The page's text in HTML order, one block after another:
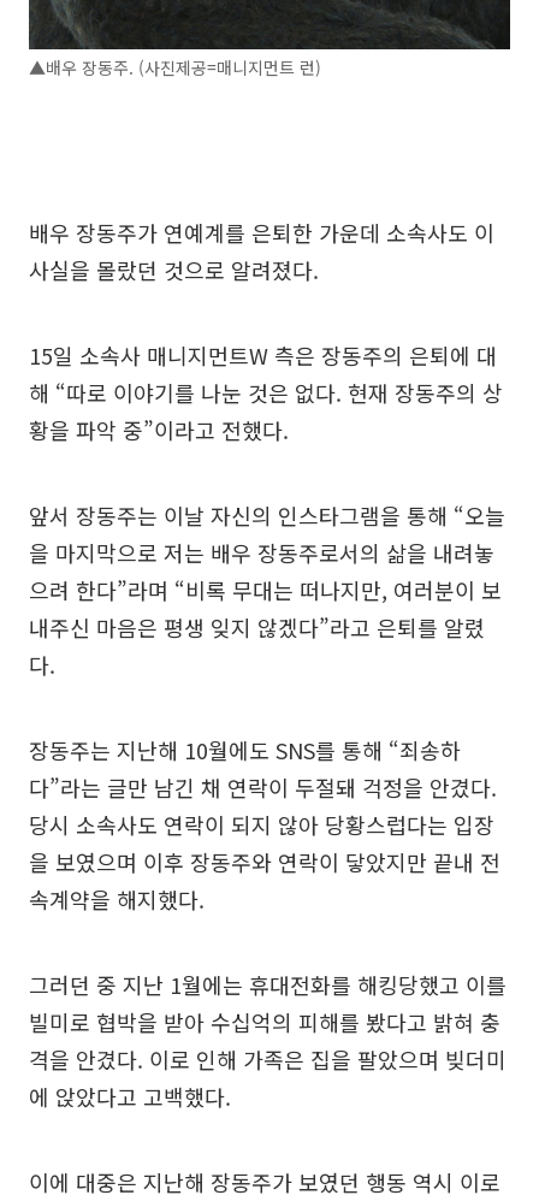
▲배우 장동주. (사진제공=매니지먼트 런)
배우 장동주가 연예계를 은퇴한 가운데 소속사도 이
사실을 몰랐던 것으로 알려졌다.
15일 소속사 매니지먼트W 측은 장동주의 은퇴에 대
해 “따로 이야기를 나눈 것은 없다. 현재 장동주의 상
황을 파악 중”이라고 전했다.
앞서 장동주는 이날 자신의 인스타그램을 통해 “오늘
을 마지막으로 저는 배우 장동주로서의 삶을 내려놓
으려 한다”라며 “비록 무대는 떠나지만, 여러분이 보
내주신 마음은 평생 잊지 않겠다”라고 은퇴를 알렸
다.
장동주는 지난해 10월에도 SNS를 통해 “죄송하
다”라는 글만 남긴 채 연락이 두절돼 걱정을 안겼다.
당시 소속사도 연락이 되지 않아 당황스럽다는 입장
을 보였으며 이후 장동주와 연락이 닿았지만 끝내 전
속계약을 해지했다.
그러던 중 지난 1월에는 휴대전화를 해킹당했고 이를
빌미로 협박을 받아 수십억의 피해를 봤다고 밝혀 충
격을 안겼다. 이로 인해 가족은 집을 팔았으며 빚더미
에 앉았다고 고백했다.
이에 대중은 지난해 장동주가 보였던 행동 역시 이로